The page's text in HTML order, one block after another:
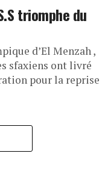
triomphe du
d’El Menzah ,
sfaxiens ont livré
pour la reprise